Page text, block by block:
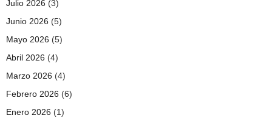
Julio 2026 (3)
Junio 2026 (5)
Mayo 2026 (5)
Abril 2026 (4)
Marzo 2026 (4)
Febrero 2026 (6)
Enero 2026 (1)